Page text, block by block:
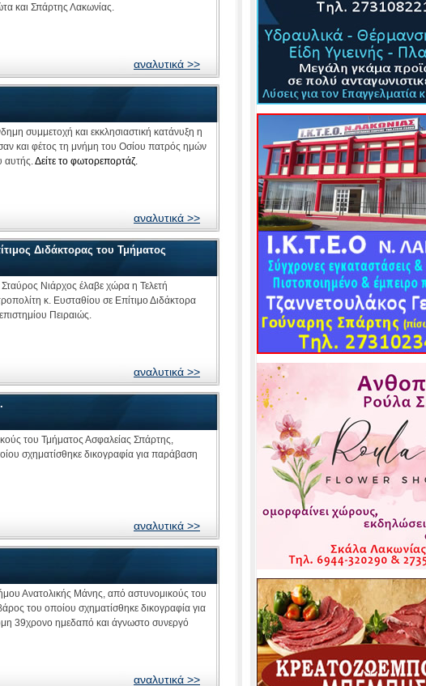
και Σπάρτης Λακωνίας.
αναλυτικά >>
συμμετοχή και εκκλησιαστική κατάνυξη η
και φέτος τη μνήμη του Οσίου πατρός ημών
αυτής.Δείτε το φωτορεπορτάζ.
αναλυτικά >>
Διδάκτορας του Τμήματος
Νιάρχος έλαβε χώρα η Τελετή
κ. Ευσταθίου σε Επίτιμο Διδάκτορα
Πειραιώς.
αναλυτικά >>
του Τμήματος Ασφαλείας Σπάρτης,
σχηματίσθηκε δικογραφία για παράβαση
αναλυτικά >>
Ανατολικής Μάνης, από αστυνομικούς του
του οποίου σχηματίσθηκε δικογραφία για
39χρονο ημεδαπό και άγνωστο συνεργό
αναλυτικά >>